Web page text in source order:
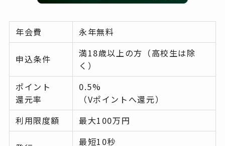
年会費 永年無料
申込条件
満18歳以上の方（高校生は除
く）
ポイント
還元率
0.5%
（Vポイントへ還元）
利用限度額
最大100万円
最短10秒